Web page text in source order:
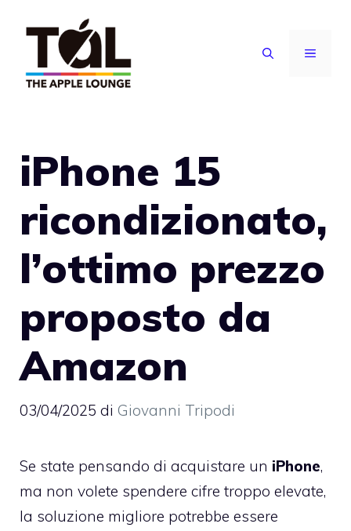
contenuto
MENU
iPhone 15
ricondizionato,
l’ottimo prezzo
proposto da
Amazon
03/04/2025 di Giovanni Tripodi
Se state pensando di acquistare un iPhone,
ma non volete spendere cifre troppo elevate,
la soluzione migliore potrebbe essere